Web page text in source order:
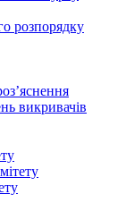
розпорядку
викривачів